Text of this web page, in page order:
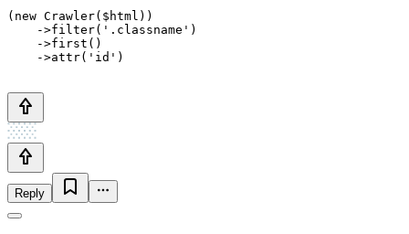
(new Crawler($html))
    ->filter('.classname')
    ->first()
    ->attr('id')
Reply